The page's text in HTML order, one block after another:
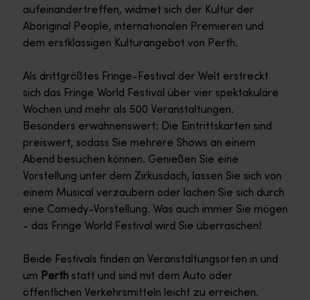
aufeinandertreffen, widmet sich der Kultur der
Aboriginal People, internationalen Premieren und
dem erstklassigen Kulturangebot von Perth.
Als drittgrößtes Fringe-Festival der Welt erstreckt
sich das Fringe World Festival über vier spektakuläre
Wochen und mehr als 500 Veranstaltungen.
Besonders erwähnenswert: Die Eintrittskarten sind
preiswert, sodass Sie mehrere Shows an einem
Abend besuchen können. Genießen Sie eine
Vorstellung unter dem Zirkusdach, lassen Sie sich von
einem Musical verzaubern oder lachen Sie sich durch
eine Comedy-Vorstellung. Was auch immer Sie mögen
- das Fringe World Festival wird Sie überraschen!
Beide Festivals finden an Veranstaltungsorten in und
um Perthstatt und sind mit dem Auto oder
öffentlichen Verkehrsmitteln leicht zu erreichen.